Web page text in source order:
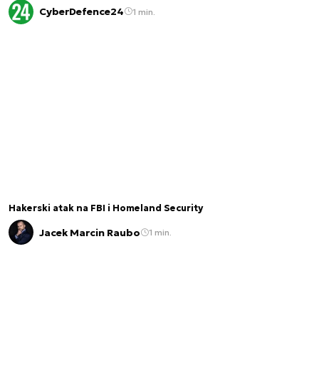
CyberDefence24 1 min.
Hakerski atak na FBI i Homeland Security
Jacek Marcin Raubo 1 min.